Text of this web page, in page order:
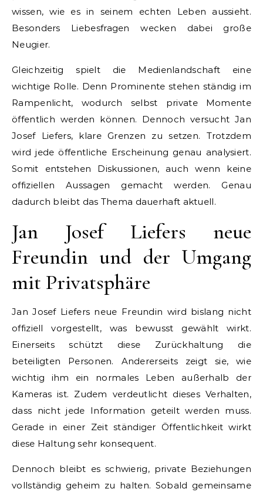
wissen, wie es in seinem echten Leben aussieht.
Besonders Liebesfragen wecken dabei große
Neugier.
Gleichzeitig spielt die Medienlandschaft eine
wichtige Rolle. Denn Prominente stehen ständig im
Rampenlicht, wodurch selbst private Momente
öffentlich werden können. Dennoch versucht Jan
Josef Liefers, klare Grenzen zu setzen. Trotzdem
wird jede öffentliche Erscheinung genau analysiert.
Somit entstehen Diskussionen, auch wenn keine
offiziellen Aussagen gemacht werden. Genau
dadurch bleibt das Thema dauerhaft aktuell.
Jan Josef Liefers neue
Freundin und der Umgang
mit Privatsphäre
Jan Josef Liefers neue Freundin wird bislang nicht
offiziell vorgestellt, was bewusst gewählt wirkt.
Einerseits schützt diese Zurückhaltung die
beteiligten Personen. Andererseits zeigt sie, wie
wichtig ihm ein normales Leben außerhalb der
Kameras ist. Zudem verdeutlicht dieses Verhalten,
dass nicht jede Information geteilt werden muss.
Gerade in einer Zeit ständiger Öffentlichkeit wirkt
diese Haltung sehr konsequent.
Dennoch bleibt es schwierig, private Beziehungen
vollständig geheim zu halten. Sobald gemeinsame